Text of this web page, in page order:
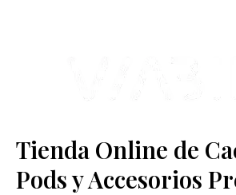
Tienda Online de
Pods y Accesorios